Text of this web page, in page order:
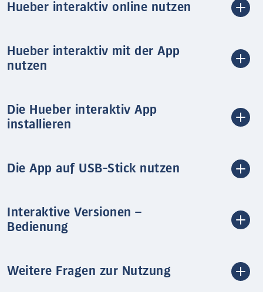
Hueber interaktiv online nutzen
Hueber interaktiv mit der App
nutzen
Die Hueber interaktiv App
installieren
Die App auf USB-Stick nutzen
Interaktive Versionen –
Bedienung
Weitere Fragen zur Nutzung